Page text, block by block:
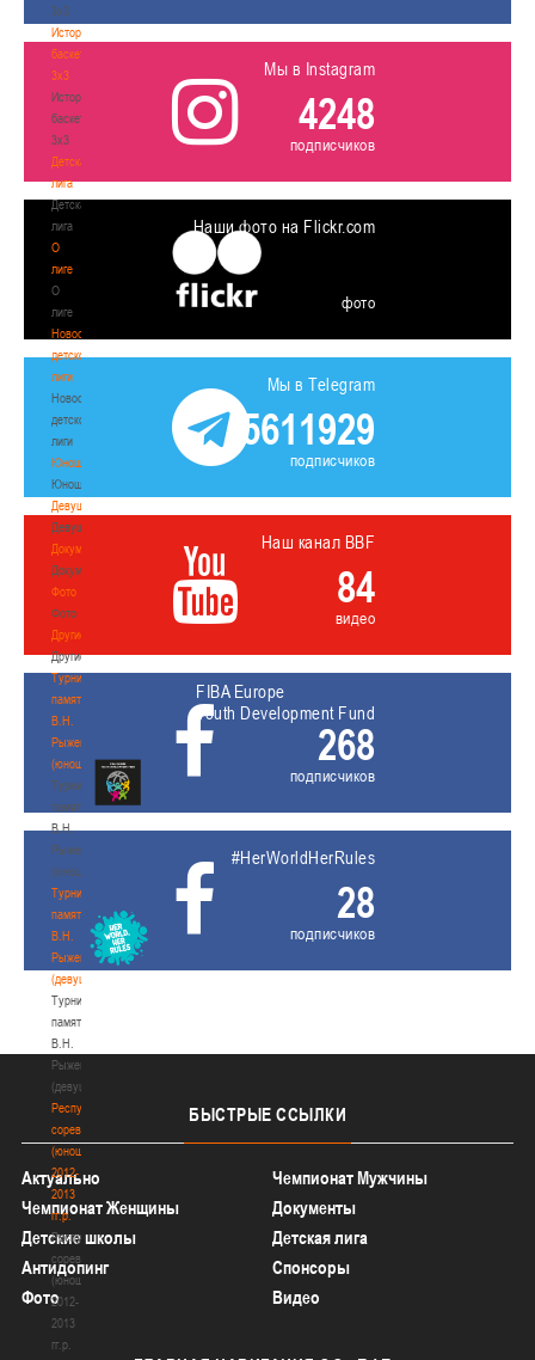
3х3
История
баскетбола
3х3
История
баскетбола
3х3
Детская
лига
Детская
лига
О
лиге
О
лиге
Новости
детской
лиги
Новости
детской
лиги
Юноши
Юноши
Девушки
Девушки
Документы
Документы
Фото
Фото
Другие
Другие
Турнир
памяти
В.Н.
Рыженкова
(юноши)
Турнир
памяти
В.Н.
Рыженкова
(юноши)
Турнир
памяти
В.Н.
Рыженкова
(девушки)
Турнир
памяти
В.Н.
Рыженкова
(девушки)
Республиканские
соревнования
(юноши)
2012-
2013
гг.р.
Республиканские
соревнования
(юноши)
2012-
2013
гг.р.
Мы в Instagram
4248
подписчиков
Наши фото на Flickr.com
фото
Мы в Telegram
5611929
подписчиков
Наш канал BBF
84
видео
FIBA Europe
Youth Development Fund
268
подписчиков
#HerWorldHerRules
28
подписчиков
БЫСТРЫЕ ССЫЛКИ
Актуально
Чемпионат Мужчины
Чемпионат Женщины
Документы
Детские школы
Детская лига
Антидопинг
Спонсоры
Фото
Видео